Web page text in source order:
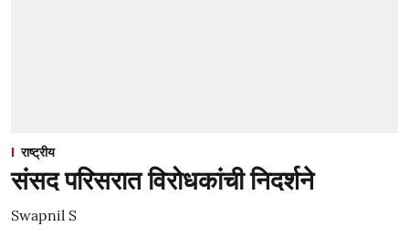
राष्ट्रीय
संसद परिसरात विरोधकांची निदर्शने
Swapnil S